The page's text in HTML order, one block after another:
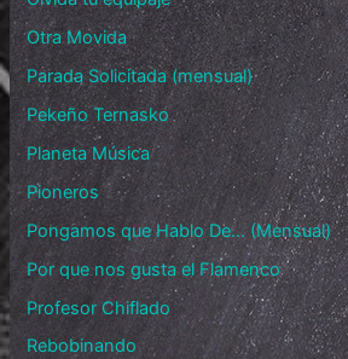
Otra Movida
Parada Solicitada (mensual)
Pekeño Ternasko
Planeta Música
Pioneros
Pongamos que Hablo De… (Mensual)
Por que nos gusta el Flamenco
Profesor Chiflado
Rebobinando